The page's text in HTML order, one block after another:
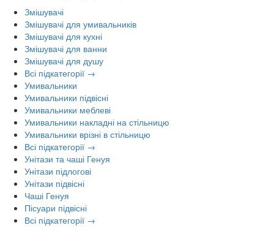
Змішувачі
Змішувачі для умивальників
Змішувачі для кухні
Змішувачі для ванни
Змішувачі для душу
Всі підкатегорії →
Умивальники
Умивальники підвісні
Умивальники меблеві
Умивальники накладні на стільницю
Умивальники врізні в стільницю
Всі підкатегорії →
Унітази та чаші Генуя
Унітази підлогові
Унітази підвісні
Чаші Генуя
Пісуари підвісні
Всі підкатегорії →